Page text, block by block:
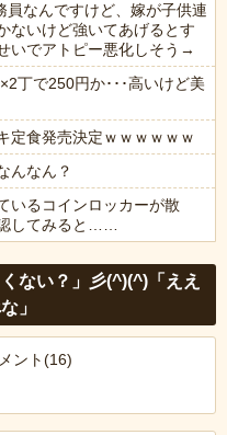
なんですけど、嫁が子供連
ないけど強いてあげるとす
いでアトピー悪化しそう→
丁で250円か･･･高いけど美
定食発売決定ｗｗｗｗｗｗ
んなん？
いるコインロッカーが散
してみると……
ない？」彡(^)(^)「ええ
」
ント(16)